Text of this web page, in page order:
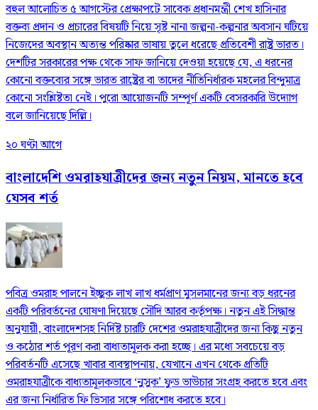
বহুল আলোচিত ৫ আগস্টের প্রেক্ষাপটে সাবেক প্রধানমন্ত্রী শেখ হাসিনার
বক্তব্য প্রদান ও প্রচারের বিষয়টি নিয়ে সৃষ্ট নানা জল্পনা-কল্পনার অবসান ঘটিয়ে
নিজেদের অবস্থান অত্যন্ত পরিষ্কার ভাষায় তুলে ধরেছে প্রতিবেশী রাষ্ট্র ভারত।
দেশটির সরকারের পক্ষ থেকে সাফ জানিয়ে দেওয়া হয়েছে যে, এ ধরনের
কোনো বক্তব্যের সঙ্গে ভারত রাষ্ট্রের বা তাদের নীতিনির্ধারক মহলের বিন্দুমাত্র
কোনো সংশ্লিষ্টতা নেই। পুরো আয়োজনটি সম্পূর্ণ একটি বেসরকারি উদ্যোগ
বলে জানিয়েছে দিল্লি।
২০ ঘণ্টা আগে
বাংলাদেশি ওমরাহযাত্রীদের জন্য নতুন নিয়ম, মানতে হবে
যেসব শর্ত
পবিত্র ওমরাহ পালনে ইচ্ছুক লাখ লাখ ধর্মপ্রাণ মুসলমানের জন্য বড় ধরনের
একটি পরিবর্তনের ঘোষণা দিয়েছে সৌদি আরব কর্তৃপক্ষ। নতুন এই সিদ্ধান্ত
অনুযায়ী, বাংলাদেশসহ নির্দিষ্ট চারটি দেশের ওমরাহযাত্রীদের জন্য কিছু নতুন
ও কঠোর শর্ত পূরণ করা বাধ্যতামূলক করা হচ্ছে। এর মধ্যে সবচেয়ে বড়
পরিবর্তনটি এসেছে খাবার ব্যবস্থাপনায়, যেখানে এখন থেকে প্রতিটি
ওমরাহযাত্রীকে বাধ্যতামূলকভাবে ‘নুসুক’ ফুড ভাউচার সংগ্রহ করতে হবে এবং
এর জন্য নির্ধারিত ফি ভিসার সঙ্গে পরিশোধ করতে হবে।